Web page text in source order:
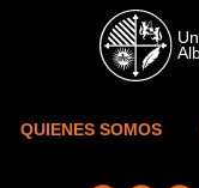
Skip to main content
QUIENES SOMOS